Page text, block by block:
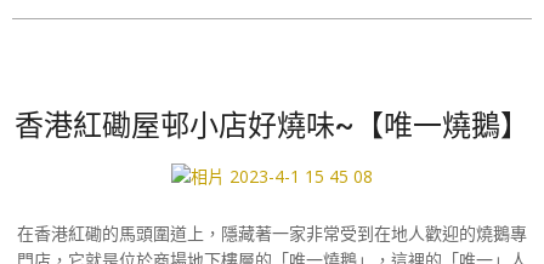
香港紅磡屋邨小店好燒味~【唯一燒鵝】
在香港紅磡的馬頭圍道上，隱藏著一家非常受到在地人歡迎的燒鵝專